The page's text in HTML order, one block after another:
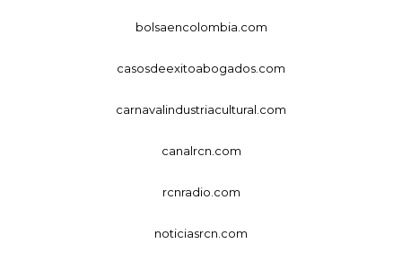
bolsaencolombia.com
casosdeexitoabogados.com
carnavalindustriacultural.com
canalrcn.com
rcnradio.com
noticiasrcn.com